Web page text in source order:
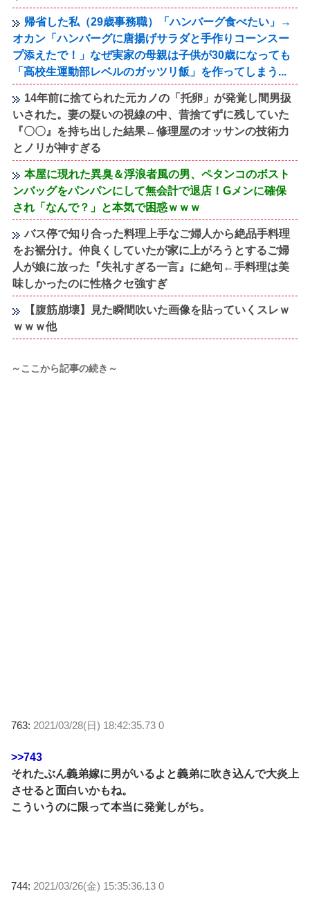
帰省した私（29歳事務職）「ハンバーグ食べたい」→
オカン「ハンバーグに唐揚げサラダと手作りコーンスー
プ添えたで！」なぜ実家の母親は子供が30歳になっても
「高校生運動部レベルのガッツリ飯」を作ってしまう...
14年前に捨てられた元カノの「托卵」が発覚し間男扱
いされた。妻の疑いの視線の中、昔捨てずに残していた
『〇〇』を持ち出した結果←修理屋のオッサンの技術力
とノリが神すぎる
本屋に現れた異臭＆浮浪者風の男、ペタンコのボスト
ンバッグをパンパンにして無会計で退店！Gメンに確保
され「なんで？」と本気で困惑ｗｗｗ
バス停で知り合った料理上手なご婦人から絶品手料理
をお裾分け。仲良くしていたが家に上がろうとするご婦
人が娘に放った『失礼すぎる一言』に絶句←手料理は美
味しかったのに性格クセ強すぎ
【腹筋崩壊】見た瞬間吹いた画像を貼っていくスレｗ
ｗｗｗ他
～ここから記事の続き～
763: 2021/03/28(日) 18:42:35.73 0
>>743
それたぶん義弟嫁に男がいるよと義弟に吹き込んで大炎上
させると面白いかもね。
こういうのに限って本当に発覚しがち。
744: 2021/03/26(金) 15:35:36.13 0